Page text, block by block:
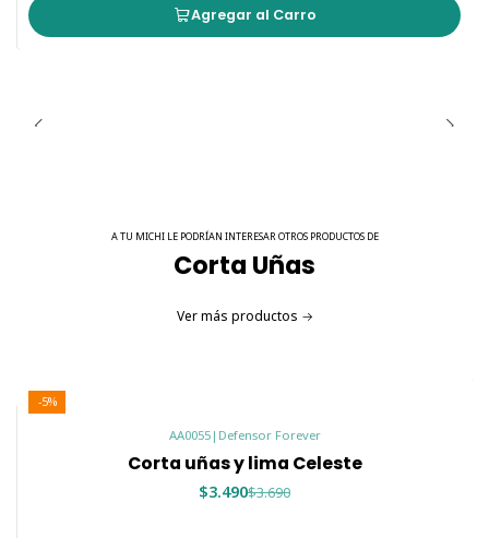
Agregar al Carro
A TU MICHI LE PODRÍAN INTERESAR OTROS PRODUCTOS DE
Corta Uñas
Ver más productos
-5%
AA0055| Defensor Forever
Corta uñas y lima Celeste
$3.490$3.690